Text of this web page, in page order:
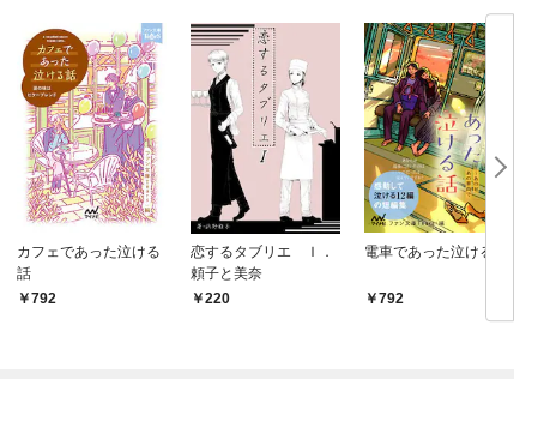
カフェであった泣ける
話
792
恋するタブリエ Ｉ．
頼子と美奈
220
電車であった泣ける話
792